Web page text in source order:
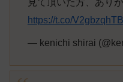
https://t.co/
— kenichi shirai